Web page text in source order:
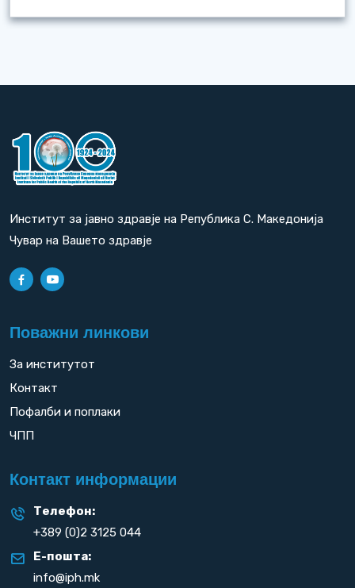
Институт за јавно здравје на Република С. Македонија
Чувар на Вашето здравје
Поважни линкови
За институтот
Контакт
Пофалби и поплаки
ЧПП
Контакт информации
Телефон:
+389 (0)2 3125 044
Е-пошта:
info@iph.mk